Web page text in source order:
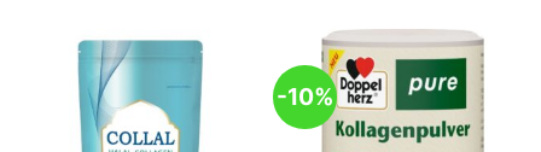
49,50 €35,29 €.
-10%